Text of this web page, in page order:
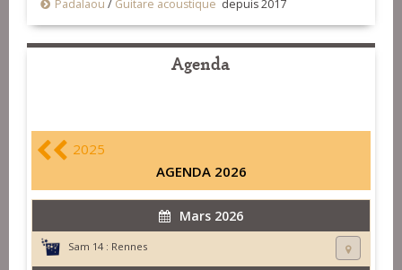
Padalaou / Guitare acoustique depuis 2017
Agenda
2025
AGENDA 2026
Mars 2026
Sam 14 : Rennes